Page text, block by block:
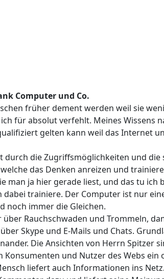
Computer und Co.
früher dement werden weil sie
für absolut verfehlt. Meines Wissens
gelten kann weil das Internet
durch die Zugriffsmöglichkeiten und
das Denken anreizen und
man ja hier gerade liest, und das tu
dabei trainiere. Der Computer ist nur
noch immer die Gleichen.
Rauchschwaden und Trommeln,
Skype und E-Mails und Chats.
Die Ansichten von Herrn Spitzer
Konsumenten und Nutzer des Webs
liefert auch Informationen ins